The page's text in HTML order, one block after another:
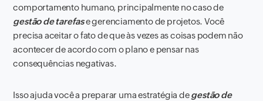
comportamento humano, principalmente no caso de
gestão de tarefase gerenciamento de projetos. Você
precisa aceitar o fato de que às vezes as coisas podem não
acontecer de acordo com o plano e pensar nas
consequências negativas.
Isso ajuda você a preparar uma estratégia degestão de